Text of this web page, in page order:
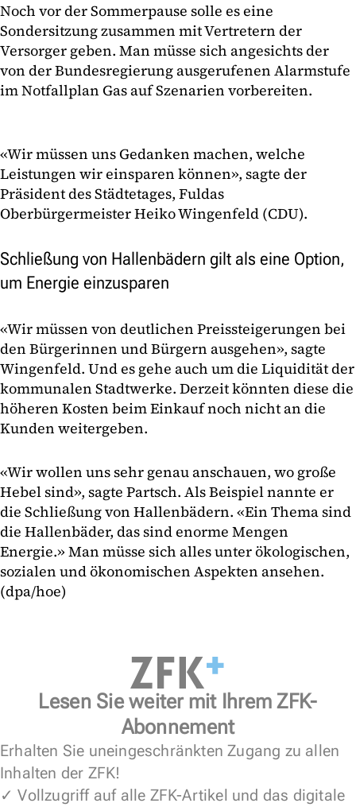
Noch vor der Sommerpause solle es eine
Sondersitzung zusammen mit Vertretern der
Versorger geben. Man müsse sich angesichts der
von der Bundesregierung ausgerufenen Alarmstufe
im Notfallplan Gas auf Szenarien vorbereiten.
«Wir müssen uns Gedanken machen, welche
Leistungen wir einsparen können», sagte der
Präsident des Städtetages, Fuldas
Oberbürgermeister Heiko Wingenfeld (CDU).
Schließung von Hallenbädern gilt als eine Option,
um Energie einzusparen
«Wir müssen von deutlichen Preissteigerungen bei
den Bürgerinnen und Bürgern ausgehen», sagte
Wingenfeld. Und es gehe auch um die Liquidität der
kommunalen Stadtwerke. Derzeit könnten diese die
höheren Kosten beim Einkauf noch nicht an die
Kunden weitergeben.
«Wir wollen uns sehr genau anschauen, wo große
Hebel sind», sagte Partsch. Als Beispiel nannte er
die Schließung von Hallenbädern. «Ein Thema sind
die Hallenbäder, das sind enorme Mengen
Energie.» Man müsse sich alles unter ökologischen,
sozialen und ökonomischen Aspekten ansehen.
(dpa/hoe)
Lesen Sie weiter mit Ihrem ZFK-
Abonnement
Erhalten Sie uneingeschränkten Zugang zu allen
Inhalten der ZFK!
✓ Vollzugriff auf alle ZFK-Artikel und das digitale